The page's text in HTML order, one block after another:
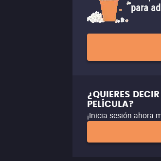
para
¿QUIERES
PELÍCULA?
¡Inicia sesión ahora